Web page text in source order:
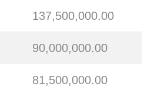
137,500,000.00
90,000,000.00
81,500,000.00